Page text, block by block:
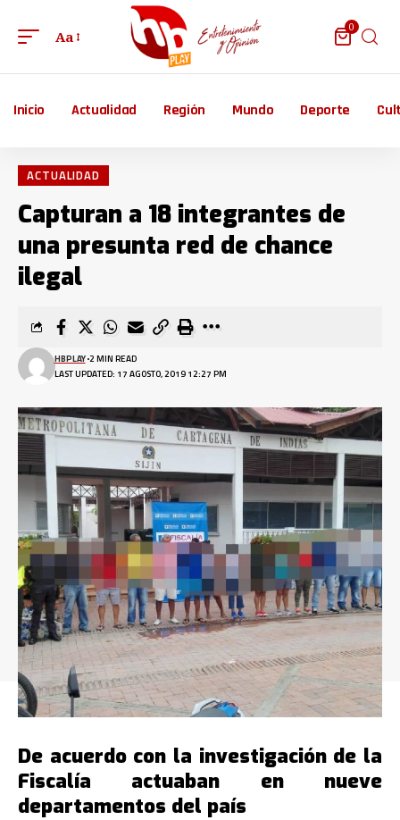
Aa
0
Inicio Actualidad Región Mundo Deporte
ACTUALIDAD
Capturan a 18 integrantes de
una presunta red de chance
ilegal
LAST UPDATED: 17 AGOSTO, 2019 12:27 PM
HBPLAY 2 MIN READ
De acuerdo con la investigación de la
Fiscalía actuaban en nueve
departamentos del país